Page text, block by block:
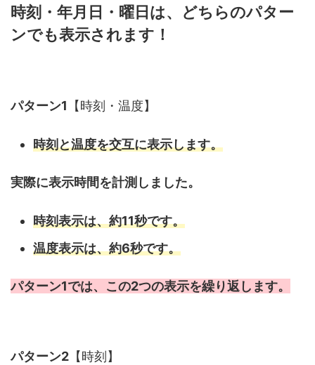
時刻・年月日・曜日は、どちらのパター
ンでも表示されます！
パターン1 【時刻・温度】
時刻と温度を交互に表示します。
実際に表示時間を計測しました。
時刻表示は、約11秒です。
温度表示は、約6秒です。
パターン1では、この2つの表示を繰り返します。
パターン2 【時刻】